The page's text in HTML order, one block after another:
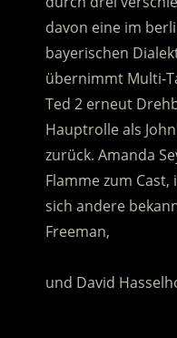
davon eine im
bayerischen
übernimmt Multi-
Ted 2 erneut
Hauptrolle als
zurück. Amanda
Flamme zum
sich andere
Freeman,
und David